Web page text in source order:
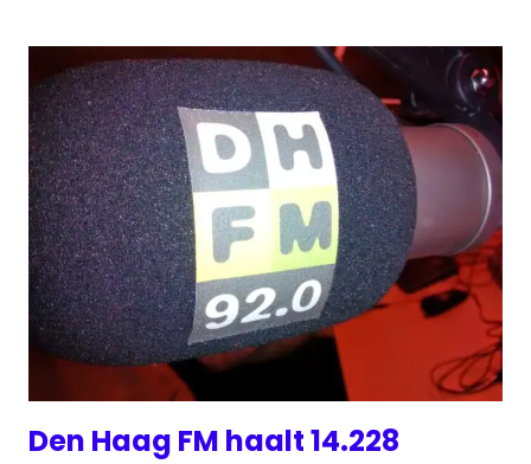
Den Haag FM haalt 14.228